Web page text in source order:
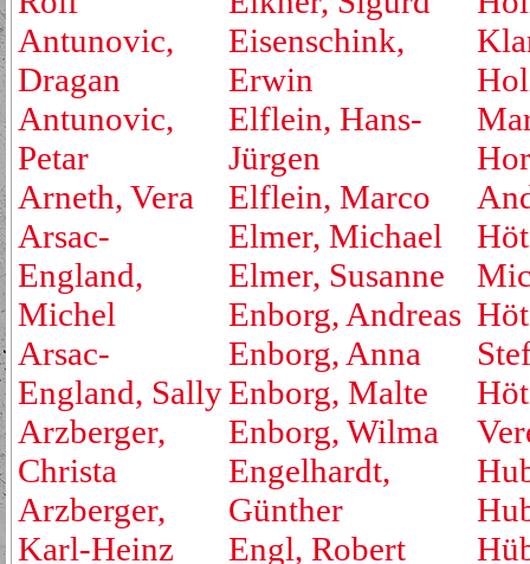
Antunovic,
Dragan
Antunovic,
Petar
Arneth, Vera
Arsac-
England,
Michel
Arsac-
England, Sally
Arzberger,
Christa
Arzberger,
Karl-Heinz
Eisenschink,
Erwin
Elflein, Hans-
Jürgen
Elflein, Marco
Elmer, Michael
Elmer, Susanne
Enborg, Andreas
Enborg, Anna
Enborg, Malte
Enborg, Wilma
Engelhardt,
Günther
Engl, Robert